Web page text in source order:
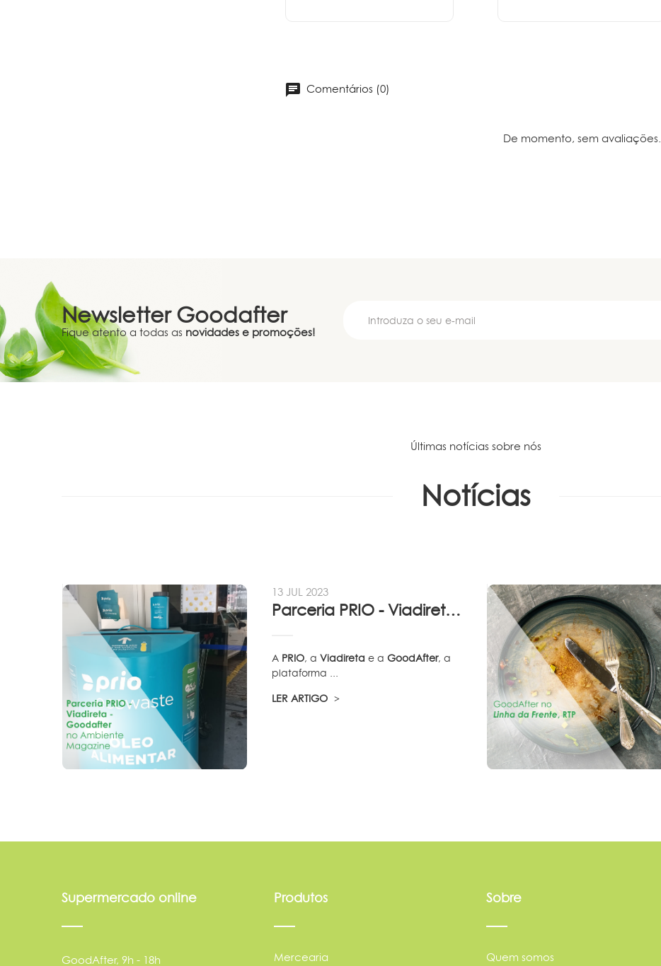
Comentários (0)
De momento, sem avaliações.
Newsletter Goodafter
Fique atento a todas as novidades e promoções!
Últimas notícias sobre nós
Notícias
13 JUL 2023
Parceria PRIO - Viadireta - Goodafter...
A PRIO, aViadireta e aGoodAfter, a
plataforma ...
LER ARTIGO
Supermercado online
GoodAfter, 9h - 18h
Produtos
Mercearia
Sobre
Quem somos